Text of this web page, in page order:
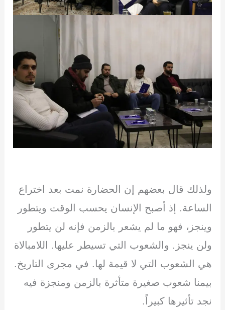
ولذلك قال بعضهم إن الحضارة نمت بعد اختراع
الساعة. إذ أصبح الإنسان يحسب الوقت ويتطور
وينجز، فهو ما لم يشعر بالزمن فإنه لن يتطور
ولن ينجز. والشعوب التي تسيطر عليها. اللامبالاة
هي الشعوب التي لا قيمة لها. في مجرى التاريخ.
بيمنا شعوب صغيرة متأثرة بالزمن ومنجزة فيه
نجد تأثيرها كبيراً.